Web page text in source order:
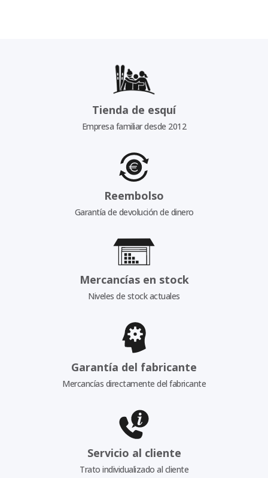
Tienda de esquí
Empresa familiar desde 2012
Reembolso
Garantía de devolución de dinero
Mercancías en stock
Niveles de stock actuales
Garantía del fabricante
Mercancías directamente del fabricante
Servicio al cliente
Trato individualizado al cliente